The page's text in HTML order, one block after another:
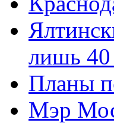
лишь 40
Планы
Мэр